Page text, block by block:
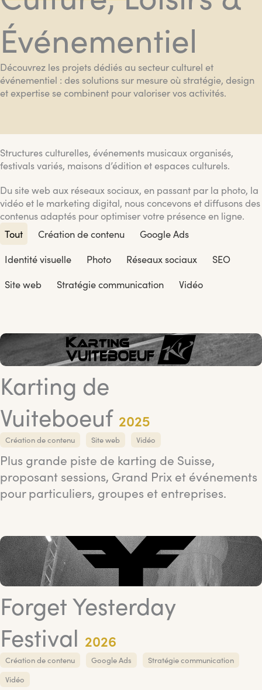
Événementiel
Découvrez les projets dédiés au secteur culturel et
événementiel : des solutions sur mesure où stratégie, design
et expertise se combinent pour valoriser vos activités.
Structures culturelles, événements musicaux organisés,
festivals variés, maisons d’édition et espaces culturels.
Du site web aux réseaux sociaux, en passant par la photo, la
vidéo et le marketing digital, nous concevons et diffusons des
contenus adaptés pour optimiser votre présence en ligne.
Tout
Création de contenu
Google Ads
Identité visuelle
Photo Réseaux sociaux
SEO
Site web
Stratégie communication Vidéo
Karting de
Vuiteboeuf 2025
Création de contenu Site web Vidéo
Plus grande piste de karting de Suisse,
proposant sessions, Grand Prix et événements
pour particuliers, groupes et entreprises.
Forget Yesterday
Festival 2026
Création de contenu Google Ads
Stratégie communication
Vidéo